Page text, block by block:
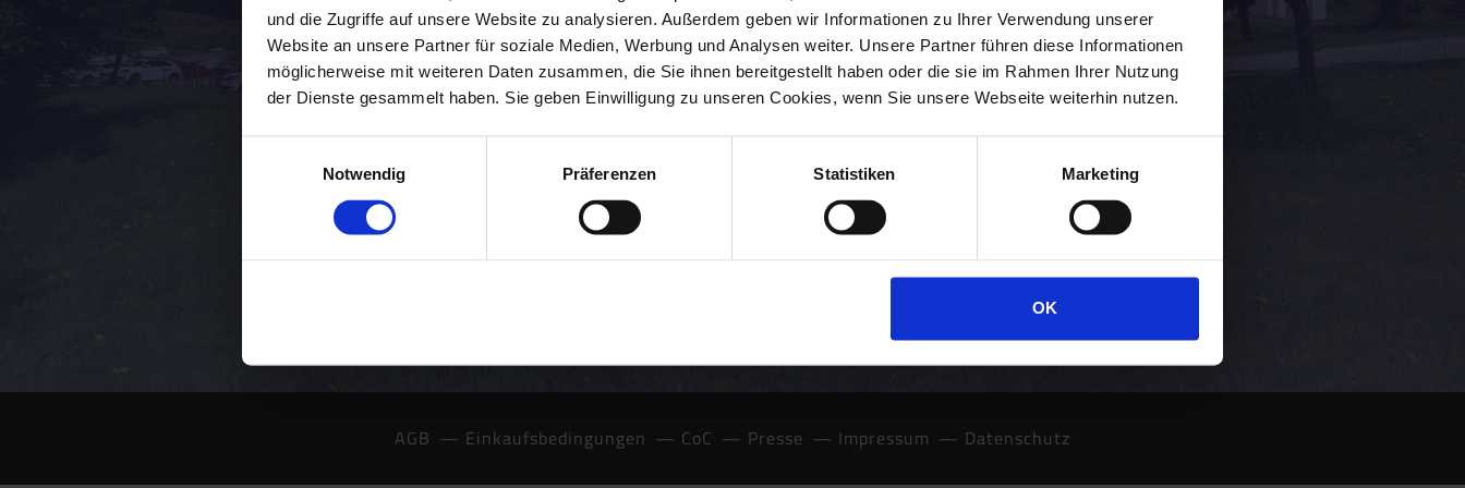
und die Zugriffe auf unsere Website zu analysieren. Außerdem geben wir Informationen zu Ihrer Verwendung unserer
Website an unsere Partner für soziale Medien, Werbung und Analysen weiter. Unsere Partner führen diese Informationen
möglicherweise mit weiteren Daten zusammen, die Sie ihnen bereitgestellt haben oder die sie im Rahmen Ihrer Nutzung
der Dienste gesammelt haben. Sie geben Einwilligung zu unseren Cookies, wenn Sie unsere Webseite weiterhin nutzen.
Notwendig
Präferenzen Statistiken Marketing
OK
Zuverlässig. Innovativ. Schön.
AGB Einkaufsbedingungen CoC Presse Impressum Datenschutz